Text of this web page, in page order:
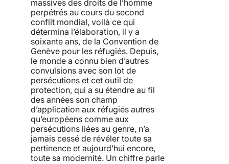
massives des droits de l’homme
perpétrés au cours du second
conflit mondial, voilà ce qui
détermina l’élaboration, il y a
soixante ans, de la Convention de
Genève pour les réfugiés. Depuis,
le monde a connu bien d’autres
convulsions avec son lot de
persécutions et cet outil de
protection, qui a su étendre au fil
des années son champ
d’application aux réfugiés autres
qu’européens comme aux
persécutions liées au genre, n’a
jamais cessé de révéler toute sa
pertinence et aujourd’hui encore,
toute sa modernité. Un chiffre parle